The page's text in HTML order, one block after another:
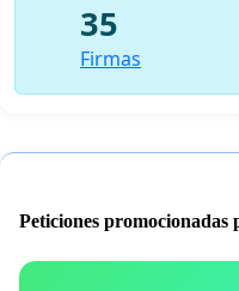
35
Firmas
Peticiones promocionadas